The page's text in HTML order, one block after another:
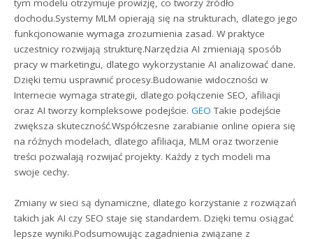
tym modelu otrzymuje prowizję, co tworzy źródło
dochodu.Systemy MLM opierają się na strukturach, dlatego jego
funkcjonowanie wymaga zrozumienia zasad. W praktyce
uczestnicy rozwijają strukturę.Narzędzia AI zmieniają sposób
pracy w marketingu, dlatego wykorzystanie AI analizować dane.
Dzięki temu usprawnić procesy.Budowanie widoczności w
Internecie wymaga strategii, dlatego połączenie SEO, afiliacji
oraz AI tworzy kompleksowe podejście.GEO Takie podejście
zwiększa skuteczność.Współczesne zarabianie online opiera się
na różnych modelach, dlatego afiliacja, MLM oraz tworzenie
treści pozwalają rozwijać projekty. Każdy z tych modeli ma
swoje cechy.
Zmiany w sieci są dynamiczne, dlatego korzystanie z rozwiązań
takich jak AI czy SEO staje się standardem. Dzięki temu osiągać
lepsze wyniki.Podsumowując zagadnienia związane z